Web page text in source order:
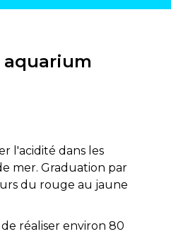
aquarium
l'acidité dans les
mer. Graduation par
du rouge au jaune
réaliser environ 80